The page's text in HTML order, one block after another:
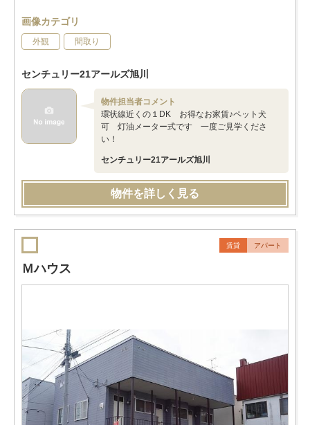
画像カテゴリ
外観 間取り
センチュリー21アールズ旭川
物件担当者コメント
環状線近くの１DK お得なお家賃♪ペット犬
可 灯油メーター式です 一度ご見学くださ
い！
センチュリー21アールズ旭川
物件を詳しく見る
賃貸 アパート
Ｍハウス